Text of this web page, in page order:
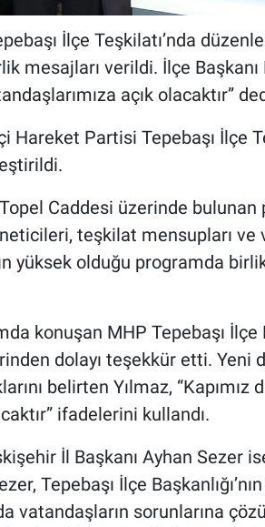
İlçe Teşkilatı’nda
mesajları verildi. İlçe Başkanı
açık olacaktır”
Hareket Partisi Tepebaşı İlçe
Caddesi üzerinde
teşkilat mensupları
yüksek olduğu programda
konuşan MHP Tepebaşı İlçe
dolayı teşekkür etti.
belirten Yılmaz,
ifadelerini kullandı.
İl Başkanı Ayhan Sezer
Tepebaşı İlçe
vatandaşların sorunlarına